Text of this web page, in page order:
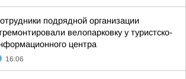
подрядной организации
велопарковку у туристско-
центра
16:06